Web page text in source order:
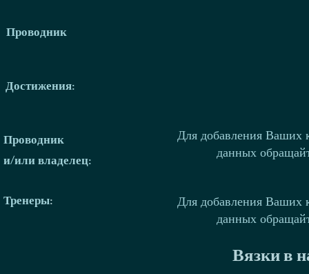
Проводник
Достижения:
Проводник
и/или владелец:
Для добавления Ваших
данных
Тренеры:
Для добавления Ваших
данных
Вязки в